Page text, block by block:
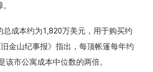
总成本约为1,820万美元，用于购买约
金山纪事报》指出，每顶帐篷每年约
该市公寓成本中位数的两倍。